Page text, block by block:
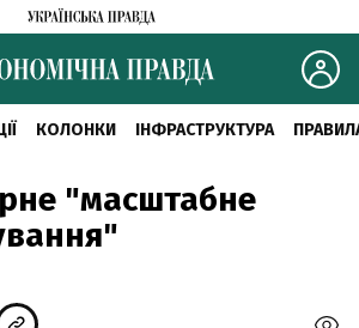
КОЛОНКИ ІНФРАСТРУКТУРА
"масштабне